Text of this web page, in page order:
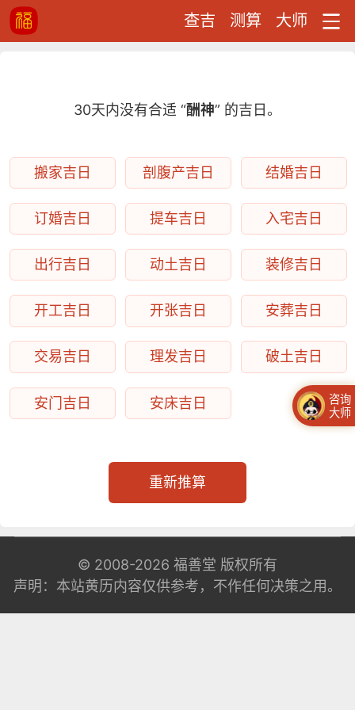
查吉 测算 大师
30天内没有合适 “酬神” 的吉日。
搬家吉日 剖腹产吉日 结婚吉日
订婚吉日 提车吉日 入宅吉日
出行吉日 动土吉日 装修吉日
开工吉日 开张吉日 安葬吉日
交易吉日 理发吉日 破土吉日
安门吉日 安床吉日
重新推算
© 2008-2026 福善堂 版权所有
声明：本站黄历内容仅供参考，不作任何决策之用。
咨询
大师